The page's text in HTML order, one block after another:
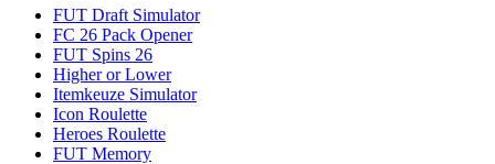
FUT Draft Simulator
FC 26 Pack Opener
FUT Spins 26
Higher or Lower
Itemkeuze Simulator
Icon Roulette
Heroes Roulette
FUT Memory